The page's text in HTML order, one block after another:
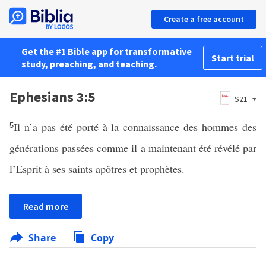
Create a free account
Get the #1 Bible app for transformative
study, preaching, and teaching.
Start trial
Ephesians 3:5 S21
5Il n’a pas été porté à la connaissance des hommes des
générations passées comme il a maintenant été révélé par
l’Esprit à ses saints apôtres et prophètes.
Read more
Share Copy